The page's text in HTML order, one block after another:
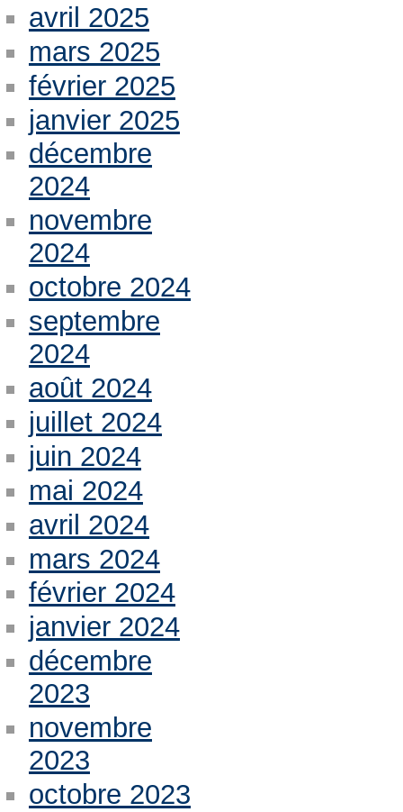
avril 2025
mars 2025
février 2025
janvier 2025
décembre
2024
novembre
2024
octobre 2024
septembre
2024
août 2024
juillet 2024
juin 2024
mai 2024
avril 2024
mars 2024
février 2024
janvier 2024
décembre
2023
novembre
2023
octobre 2023